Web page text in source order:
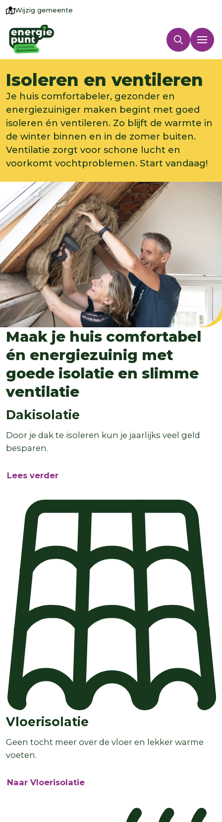
Wijzig gemeente
Isoleren en ventileren
Je huis comfortabeler, gezonder en
energiezuiniger maken begint met goed
isoleren én ventileren. Zo blijft de warmte in
de winter binnen en in de zomer buiten.
Ventilatie zorgt voor schone lucht en
voorkomt vochtproblemen. Start vandaag!
Maak je huis comfortabel
én energiezuinig met
goede isolatie en slimme
ventilatie
Dakisolatie
Door je dak te isoleren kun je jaarlijks veel geld
besparen.
Lees verder
Vloerisolatie
Geen tocht meer over de vloer en lekker warme
voeten.
Naar Vloerisolatie